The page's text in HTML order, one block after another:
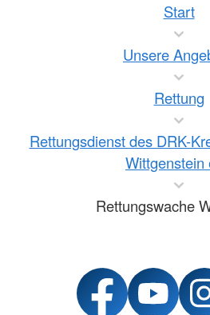
Start
Unsere
Rettung
Rettungsdienst des DRK-
Wittgenstein
Rettungswache